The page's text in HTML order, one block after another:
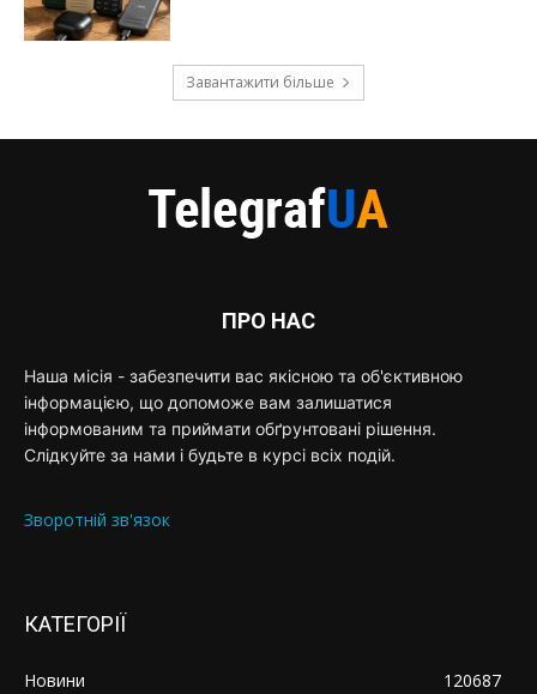
Завантажити більше
ПРО НАС
Наша місія - забезпечити вас якісною та об'єктивною
інформацією, що допоможе вам залишатися
інформованим та приймати обґрунтовані рішення.
Слідкуйте за нами і будьте в курсі всіх подій.
Зворотній зв'язок
КАТЕГОРІЇ
Новини 120687